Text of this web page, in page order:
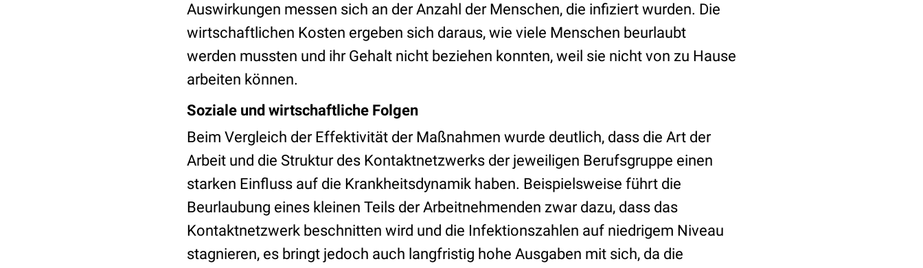
Auswirkungen messen sich an der Anzahl der Menschen, die infiziert wurden. Die
wirtschaftlichen Kosten ergeben sich daraus, wie viele Menschen beurlaubt
werden mussten und ihr Gehalt nicht beziehen konnten, weil sie nicht von zu Hause
arbeiten können.
Soziale und wirtschaftliche Folgen
Beim Vergleich der Effektivität der Maßnahmen wurde deutlich, dass die Art der
Arbeit und die Struktur des Kontaktnetzwerks der jeweiligen Berufsgruppe einen
starken Einfluss auf die Krankheitsdynamik haben. Beispielsweise führt die
Beurlaubung eines kleinen Teils der Arbeitnehmenden zwar dazu, dass das
Kontaktnetzwerk beschnitten wird und die Infektionszahlen auf niedrigem Niveau
stagnieren, es bringt jedoch auch langfristig hohe Ausgaben mit sich, da die